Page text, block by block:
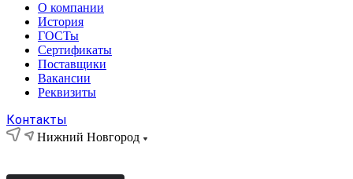
О компании
История
ГОСТы
Сертификаты
Поставщики
Вакансии
Реквизиты
Контакты
Нижний Новгород